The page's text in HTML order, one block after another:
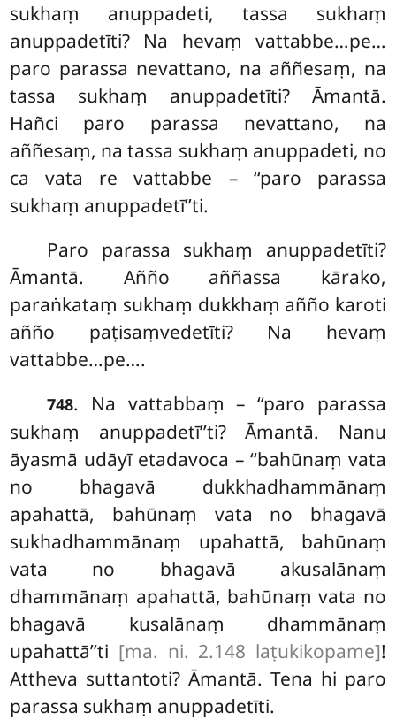
sukhaṃ anuppadeti, tassa sukhaṃ
anuppadetīti? Na hevaṃ vattabbe…pe…
paro parassa nevattano, na aññesaṃ, na
tassa sukhaṃ anuppadetīti? Āmantā.
Hañci paro parassa nevattano, na
aññesaṃ, na tassa sukhaṃ anuppadeti, no
ca vata re vattabbe – ‘‘paro parassa
sukhaṃ anuppadetī’’ti.
Paro parassa sukhaṃ anuppadetīti?
Āmantā. Añño aññassa kārako,
paraṅkataṃ sukhaṃ dukkhaṃ añño karoti
añño paṭisaṃvedetīti? Na hevaṃ
vattabbe…pe….
748. Na vattabbaṃ – ‘‘paro parassa
sukhaṃ anuppadetī’’ti? Āmantā. Nanu
āyasmā udāyī etadavoca – ‘‘bahūnaṃ vata
no bhagavā dukkhadhammānaṃ
apahattā, bahūnaṃ vata no bhagavā
sukhadhammānaṃ upahattā, bahūnaṃ
vata no bhagavā akusalānaṃ
dhammānaṃ apahattā, bahūnaṃ vata no
bhagavā kusalānaṃ dhammānaṃ
upahattā’’ti [ma. ni. 2.148 laṭukikopame]!
Attheva suttantoti? Āmantā. Tena hi paro
parassa sukhaṃ anuppadetīti.